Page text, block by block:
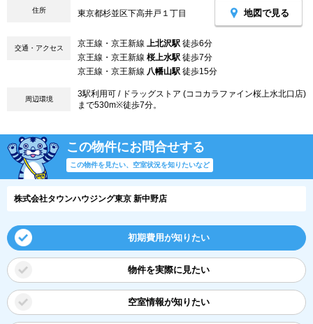
住所 東京都杉並区下高井戸１丁目 地図で見る
交通・アクセス 京王線・京王新線 上北沢駅 徒歩6分
京王線・京王新線 桜上水駅 徒歩7分
京王線・京王新線 八幡山駅 徒歩15分
周辺環境
3駅利用可 / ドラッグストア (ココカラファイン桜上水北口店)
まで530m※徒歩7分。
この物件にお問合せする
この物件を見たい、空室状況を知りたいなど
株式会社タウンハウジング東京 新中野店
初期費用が知りたい
物件を実際に見たい
空室情報が知りたい